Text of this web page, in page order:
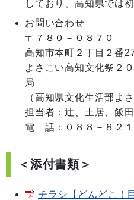
お問い合わせ
〒７８０－０８７０
高知市本町２丁目２番
よさこい高知文化祭２
局
（高知県文化生活部よ
担当者：辻、土居、飯田
電　話：０８８－８２
＜添付書類＞
チラシ【どんどこ！